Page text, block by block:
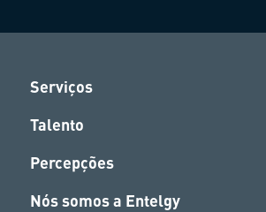
Serviços
Talento
Percepções
Nós somos a Entelgy